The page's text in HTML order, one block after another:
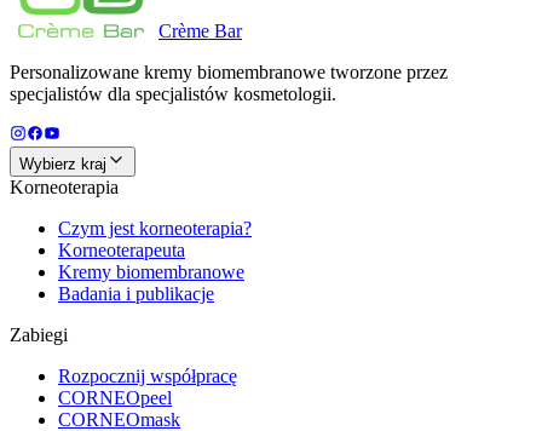
Crème Bar
Personalizowane kremy biomembranowe tworzone przez
specjalistów dla specjalistów kosmetologii.
Wybierz kraj
Korneoterapia
Czym jest korneoterapia?
Korneoterapeuta
Kremy biomembranowe
Badania i publikacje
Zabiegi
Rozpocznij współpracę
CORNEOpeel
CORNEOmask